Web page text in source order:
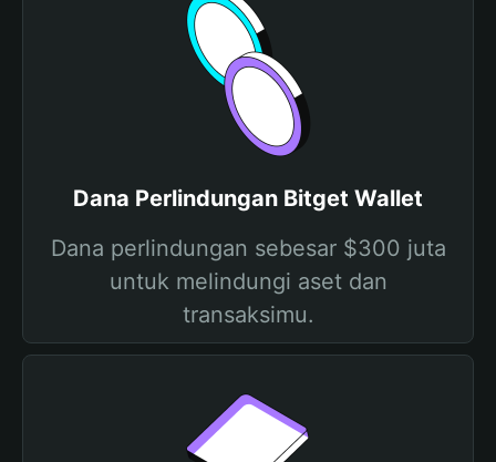
Dana Perlindungan Bitget Wallet
Dana perlindungan sebesar $300 juta
untuk melindungi aset dan
transaksimu.